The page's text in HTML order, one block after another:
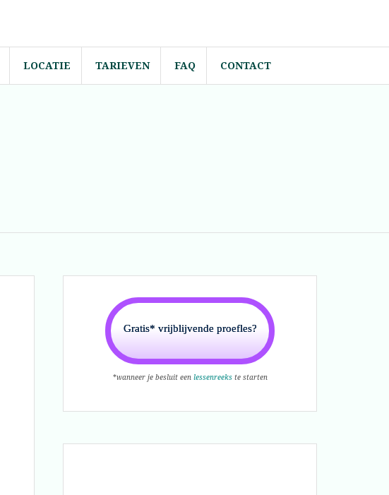
LOCATIE TARIEVEN FAQ CONTACT
Gratis* vrijblijvende proefles?
*wanneer je besluit een lessenreekste starten